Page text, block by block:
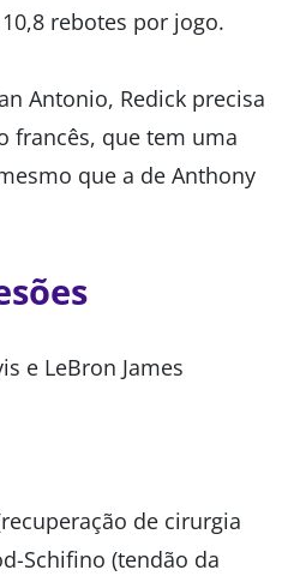
rebotes por jogo.
Antonio, Redick precisa
francês, que tem uma
que a de Anthony
e LeBron James
de cirurgia
Schifino (tendão da